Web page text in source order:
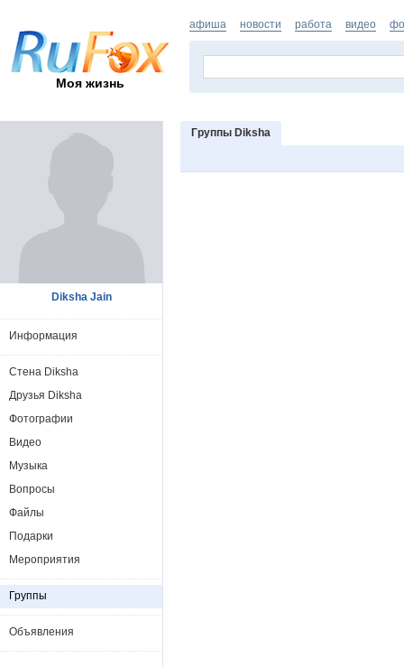
Моя жизнь
афиша новости работа видео
Группы Diksha
Diksha Jain
Информация
Стена Diksha
Друзья Diksha
Фотографии
Видео
Музыка
Вопросы
Файлы
Подарки
Мероприятия
Группы
Объявления